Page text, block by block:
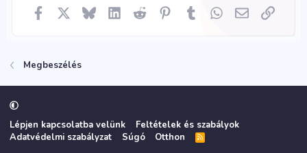
Facebook BlueskyLinkedInReddit Pinterest
TumblrWhatsApp
E-mailLink
Megbeszélés
Lépjen kapcsolatba velünk
Feltételek és szabályok
Adatvédelmi szabályzat
Súgó Otthon
R
S